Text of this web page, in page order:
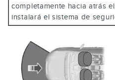
completamente hacia atrás
instalará el sistema de